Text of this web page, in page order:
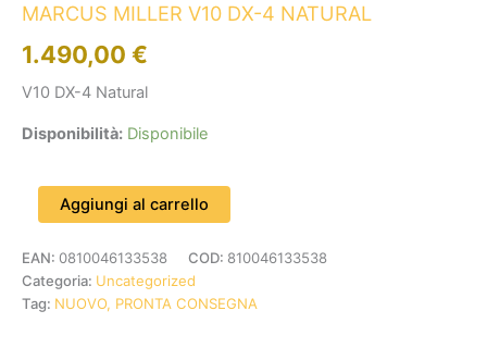
MARCUS MILLER V10 DX-4 NATURAL
1.490,00 €
V10 DX-4 Natural
Disponibilità: Disponibile
Aggiungi al carrello
EAN: 0810046133538 COD: 810046133538
Categoria: Uncategorized
Tag: NUOVO, PRONTA CONSEGNA